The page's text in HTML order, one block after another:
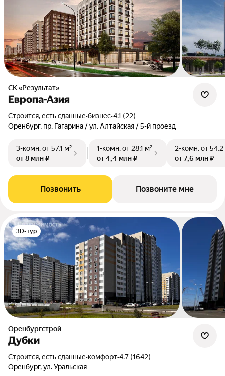
СК «Результат»
Европа-Азия
Строится, есть сданные•бизнес•4.1 (22)
Оренбург, пр. Гагарина / ул. Алтайская / 5-й проезд
3-комн.от 57,1 м²
от 8 млн ₽
1-комн.от 28,1 м²
от 4,4 млн ₽
2-комн.от 54,2
от 7,6 млн ₽
Позвонить Позвоните мне
3D-тур
Оренбургстрой
Дубки
Строится, есть сданные•комфорт•4.7 (1642)
Оренбург, ул. Уральская